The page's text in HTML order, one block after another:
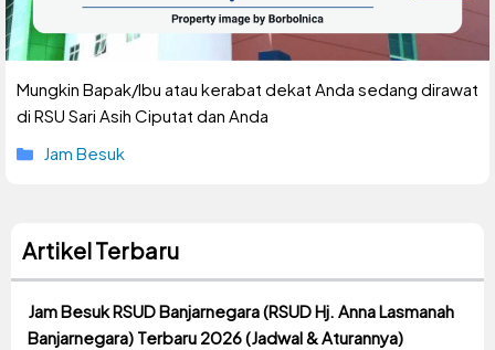
Mungkin Bapak/Ibu atau kerabat dekat Anda sedang dirawat
di RSU Sari Asih Ciputat dan Anda
Kategori
Jam Besuk
Artikel Terbaru
Jam Besuk RSUD Banjarnegara (RSUD Hj. Anna Lasmanah
Banjarnegara) Terbaru 2026 (Jadwal & Aturannya)